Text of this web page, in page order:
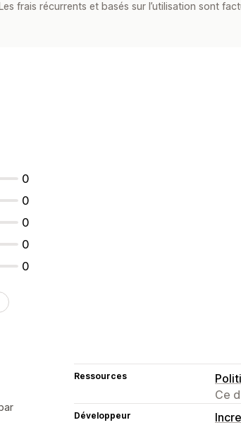
frais récurrents et basés sur l’utilisation sont
0
0
0
0
0
Ressources
Ce
Développeur